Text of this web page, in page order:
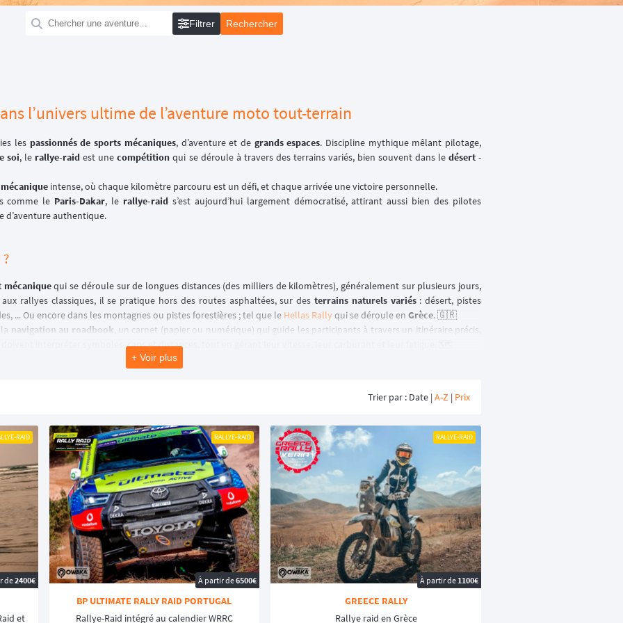
Filtrer
l’univers ultime de l’aventure moto tout-terrain
les passionnés de sports mécaniques, d’aventure et de grands espaces. Discipline mythique mêlant pilotage,
soi, le rallye-raid est unecompétition qui se déroule à travers des terrains variés, bien souvent dans le désert-
intense, où chaque kilomètre parcouru est un défi, et chaque arrivée une victoire personnelle.
comme le Paris-Dakar, le rallye-raid s’est aujourd’hui largement démocratisé, attirant aussi bien des pilotes
d’aventure authentique.
mécaniquequi se déroule sur de longues distances (des milliers de kilomètres), généralement sur plusieurs jours,
rallyes classiques, il se pratique hors des routes asphaltées, sur des terrains naturels variés: désert, pistes
... Ou encore dans les montagnes ou pistes forestières ; tel que le Hellas Rallyqui se déroule en Grèce. 🇬🇷
navigation au roadbook , un carnet (papier ou numérique) qui guide les participants à travers un itinéraire précis,
doivent interpréter symboles, caps et distances, tout en gérant leur vitesse, leur carburant et leur fatigue. 🗺️
est unrallye tout-terrainqui ne doit pas durer plus de 7 jours(vérifications administratives et techniques
une distance totale desecteurs sélectifs
d’au moins 1 200 km.
rallye tout-terrain courtqui ne doit pas durer plus de4 jours(vérifications administratives et techniques et prologue
et une distance totale desecteurs sélectifs d’au moins 350 km. Une Baja de coupe régionale doit avoir une
200 km.
amateurs
rêver, comme leDakar, découvert pour la première fois en 1978 grâce àThierry Sabine. Le Dakar est lerallye-
est généralement nécessaire d'avoir en amont participé à au moins 2 courses du championnat du monde des
et leRallye du Maroc.
World Rally-Raid Championship. Le Dakar donne le coup d'envoi chaque année du championnat du monde FIA et
+ Voir plus
Trier par : Date | A-Z | Prix
RAID
de2400€
et
RALLYE-RAID
À partir de6500€
BP ULTIMATE RALLY RAID PORTUGAL
Rallye-Raid intégré au calendier WRRC
RALLYE-RAID
À partir de 1100€
GREECE RALLY
Rallye raid en Grèce